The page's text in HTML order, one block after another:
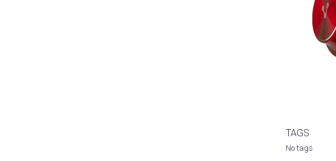
TAGS
No tags